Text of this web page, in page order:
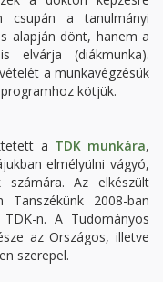
csupán a tanulmányi
alapján dönt, hanem a
elvárja (diákmunka).
a munkavégzésük
kötjük.
a TDK munkára,
elmélyülni vágyó,
számára. Az elkészült
2008-ban
n. A Tudományos
az Országos, illetve
szerepel.